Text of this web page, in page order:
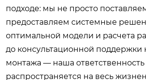
подходе: мы не просто
предоставляем системные
оптимальной модели и расчета
до консультационной поддержки
монтажа — наша ответственность
распространяется на весь